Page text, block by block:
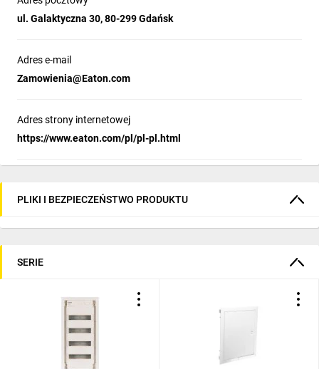
ul. Galaktyczna 30, 80-299 Gdańsk
Adres e-mail
Zamowienia@Eaton.com
Adres strony internetowej
https://www.eaton.com/pl/pl-pl.html
PLIKI I BEZPIECZEŃSTWO PRODUKTU
SERIE